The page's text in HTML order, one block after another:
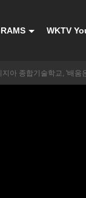
WKTV
지아 종합기술학교, '배움